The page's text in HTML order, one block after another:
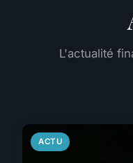
L'actualité
ACTU